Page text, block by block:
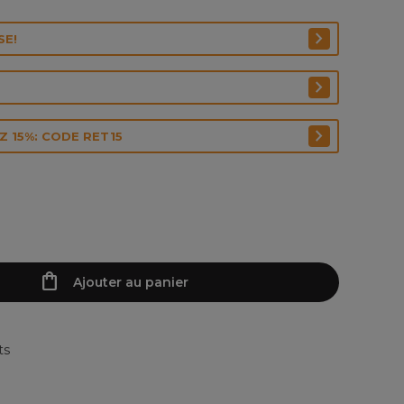
15%: CODE RET15
Ajouter au panier